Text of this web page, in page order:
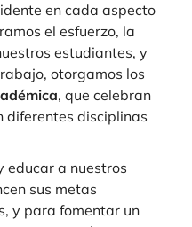
en cada aspecto
el esfuerzo, la
estudiantes, y
otorgamos los
, que celebran
diferentes disciplinas
educar a nuestros
sus metas
y para fomentar un